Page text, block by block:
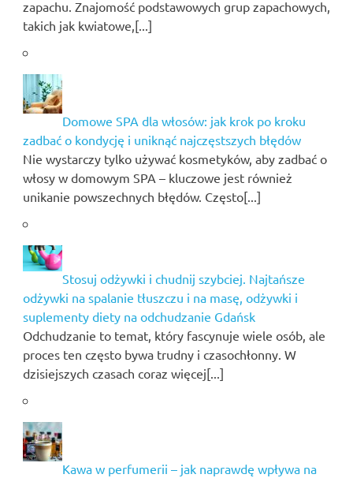
zapachu. Znajomość podstawowych grup zapachowych,
takich jak kwiatowe,[...]
Domowe SPA dla włosów: jak krok po kroku
zadbać o kondycję i uniknąć najczęstszych błędów
Nie wystarczy tylko używać kosmetyków, aby zadbać o
włosy w domowym SPA – kluczowe jest również
unikanie powszechnych błędów. Często[...]
Stosuj odżywki i chudnij szybciej. Najtańsze
odżywki na spalanie tłuszczu i na masę, odżywki i
suplementy diety na odchudzanie Gdańsk
Odchudzanie to temat, który fascynuje wiele osób, ale
proces ten często bywa trudny i czasochłonny. W
dzisiejszych czasach coraz więcej[...]
Kawa w perfumerii – jak naprawdę wpływa na